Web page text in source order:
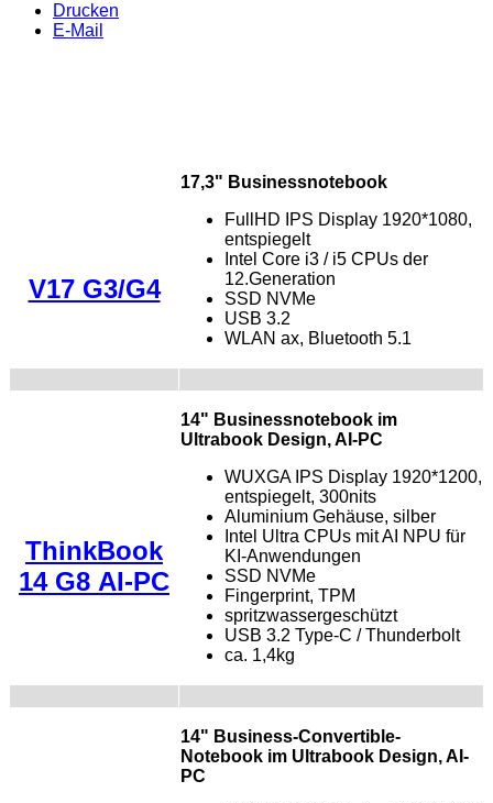
Drucken
E-Mail
V17 G3/G4
17,3" Businessnotebook
FullHD IPS Display 1920*1080,
entspiegelt
Intel Core i3 / i5 CPUs der
12.Generation
SSD NVMe
USB 3.2
WLAN ax, Bluetooth 5.1
ThinkBook
14 G8 AI-PC
14" Businessnotebook im
Ultrabook Design, AI-PC
WUXGA IPS Display 1920*1200,
entspiegelt, 300nits
Aluminium Gehäuse, silber
Intel Ultra CPUs mit AI NPU für
KI-Anwendungen
SSD NVMe
Fingerprint, TPM
spritzwassergeschützt
USB 3.2 Type-C / Thunderbolt
ca. 1,4kg
14" Business-Convertible-
Notebook im Ultrabook Design, AI-
PC